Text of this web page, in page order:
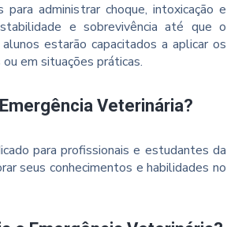
administrar choque, intoxicação e
e sobrevivência até que o
estarão capacitados a aplicar os
em situações práticas.
Veterinária?
para profissionais e estudantes da
seus conhecimentos e habilidades no